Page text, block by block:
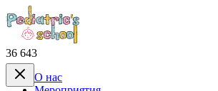
36 643
О нас